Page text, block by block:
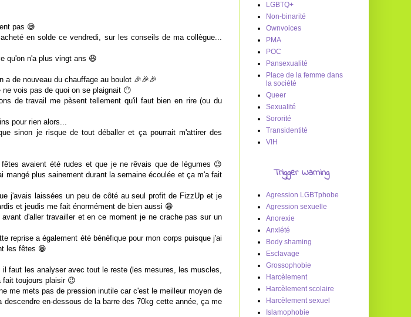
pas 😅
en solde ce vendredi, sur les conseils de ma collègue...
qu'on n'a plus vingt ans 😆
de nouveau du chauffage au boulot 🎉🎉🎉
vois pas de quoi on se plaignait 😶
de travail me pèsent tellement qu'il faut bien en rire (ou du
pour rien alors...
sinon je risque de tout déballer et ça pourrait m'attirer des
avaient été rudes et que je ne rêvais que de légumes 😉
plus sainement durant la semaine écoulée et ça m'a fait
j'avais laissées un peu de côté au seul profit de FizzUp et je
et jeudis me fait énormément de bien aussi 😁
d'aller travailler et en ce moment je ne crache pas sur un
reprise a également été bénéfique pour mon corps puisque j'ai
les fêtes 😁
faut les analyser avec tout le reste (les mesures, les muscles,
toujours plaisir 😉
ne me mets pas de pression inutile car c'est le meilleur moyen de
en-dessous de la barre des 70kg cette année, ça me
LGBTQ+
Non-binarité
Ownvoices
PMA
POC
Pansexualité
Place de la femme dans
la société
Queer
Sexualité
Sororité
Transidentité
VIH
Trigger Warning
Agression LGBTphobe
Agression sexuelle
Anorexie
Anxiété
Body shaming
Esclavage
Grossophobie
Harcèlement
Harcèlement scolaire
Harcèlement sexuel
Islamophobie